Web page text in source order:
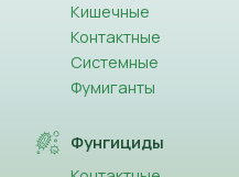
Кишечные
Контактные
Системные
Фумиганты
Фунгициды